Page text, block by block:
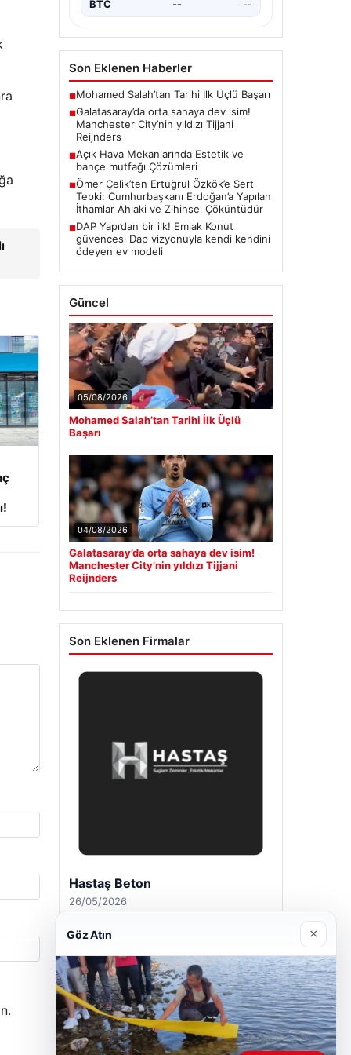
BTC -- --
Son Eklenen Haberler
■Mohamed Salah’tan Tarihi İlk Üçlü Başarı
■Galatasaray’da orta sahaya dev isim!
Manchester City’nin yıldızı Tijjani
Reijnders
■Açık Hava Mekanlarında Estetik ve
bahçe mutfağı Çözümleri
■Ömer Çelik’ten Ertuğrul Özkök’e Sert
Tepki: Cumhurbaşkanı Erdoğan’a Yapılan
İthamlar Ahlaki ve Zihinsel Çöküntüdür
■DAP Yapı’dan bir ilk! Emlak Konut
güvencesi Dap vizyonuyla kendi kendini
ödeyen ev modeli
Güncel
05/08/2026
Mohamed Salah’tan Tarihi İlk Üçlü
Başarı
04/08/2026
Galatasaray’da orta sahaya dev isim!
Manchester City’nin yıldızı Tijjani
Reijnders
Son Eklenen Firmalar
Hastaş Beton
26/05/2026
Göz Atın ×